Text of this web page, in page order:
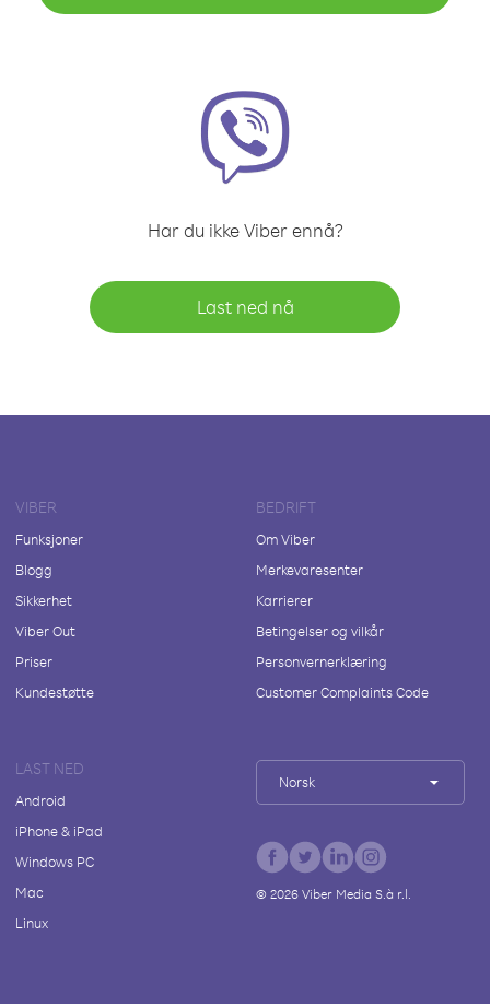
Har du ikke Viber ennå?
Last ned nå
VIBER
Funksjoner
Blogg
Sikkerhet
Viber Out
Priser
Kundestøtte
BEDRIFT
Om Viber
Merkevaresenter
Karrierer
Betingelser og vilkår
Personvernerklæring
Customer Complaints Code
LAST NED
Android
iPhone & iPad
Windows PC
Mac
Linux
Norsk
© 2026Viber Media S.à r.l.